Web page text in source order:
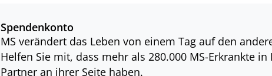
Spendenkonto
MS verändert das Leben von einem Tag auf den
Helfen Sie mit, dass mehr als 280.000 MS-Erkrankte
Partner an ihrer Seite haben.